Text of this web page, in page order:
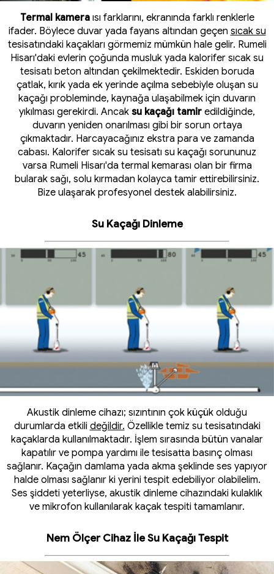
Termal kameraısı farklarını, ekranında farklı renklerle
ifader. Böylece duvar yada fayans altından geçen sıcak su
tesisatındaki kaçakları görmemiz mümkün hale gelir. Rumeli
Hisarı'daki evlerin çoğunda musluk yada kalorifer sıcak su
tesisatı beton altından çekilmektedir. Eskiden boruda
çatlak, kırık yada ek yerinde açılma sebebiyle oluşan su
kaçağı probleminde, kaynağa ulaşabilmek için duvarın
yıkılması gerekirdi. Ancak su kaçağı tamir edildiğinde,
duvarın yeniden onarılması gibi bir sorun ortaya
çıkmaktadır. Harcayacağınız ekstra para ve zamanda
cabası. Kalorifer sıcak su tesisatı su kaçağı sorununuz
varsa Rumeli Hisarı'da termal kemarası olan bir firma
bularak sağı, solu kırmadan kolayca tamir ettirebilirsiniz.
Bize ulaşarak profesyonel destek alabilirsiniz.
Su Kaçağı Dinleme
Akustik dinleme cihazı; sızıntının çok küçük olduğu
durumlarda etkili değildir. Özellikle temiz su tesisatındaki
kaçaklarda kullanılmaktadır. İşlem sırasında bütün vanalar
kapatılır ve pompa yardımı ile tesisatta basınç olması
sağlanır. Kaçağın damlama yada akma şeklinde ses yapıyor
halde olması sağlanır ki yerini tespit edebiliyor olabilelim.
Ses şiddeti yeterliyse, akustik dinleme cihazındaki kulaklık
ve mikrofon kullanılarak kaçak tespiti tamamlanır.
Nem Ölçer Cihaz İle Su Kaçağı Tespit